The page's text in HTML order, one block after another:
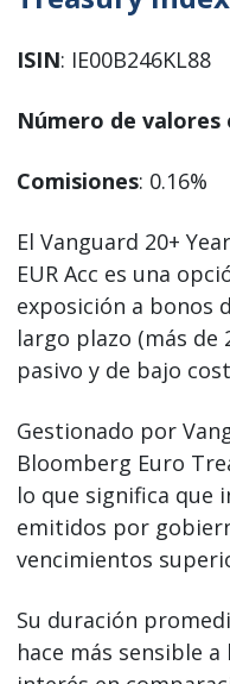
ISIN: IE00B246KL88
Número de valores
Comisiones: 0.16%
El Vanguard 20+
EUR Acc es una
exposición a bonos
largo plazo (más de
pasivo y de bajo
Gestionado por
Bloomberg Euro
lo que significa que
emitidos por
vencimientos
Su duración
hace más sensible